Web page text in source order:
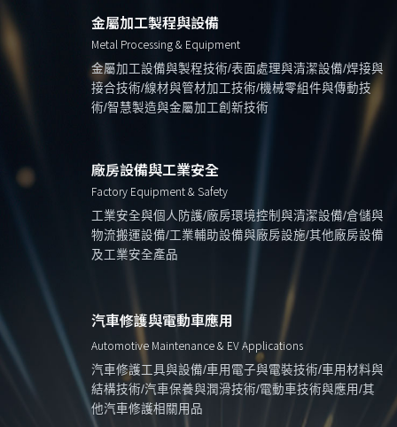
金屬加工製程與設備
Metal Processing & Equipment
金屬加工設備與製程技術/表面處理與清潔設備/焊接與
接合技術/線材與管材加工技術/機械零組件與傳動技
術/智慧製造與金屬加工創新技術
廠房設備與工業安全
Factory Equipment & Safety
工業安全與個人防護/廠房環境控制與清潔設備/倉儲與
物流搬運設備/工業輔助設備與廠房設施/其他廠房設備
及工業安全產品
汽車修護與電動車應用
Automotive Maintenance & EV Applications
汽車修護工具與設備/車用電子與電裝技術/車用材料與
結構技術/汽車保養與潤滑技術/電動車技術與應用/其
他汽車修護相關用品